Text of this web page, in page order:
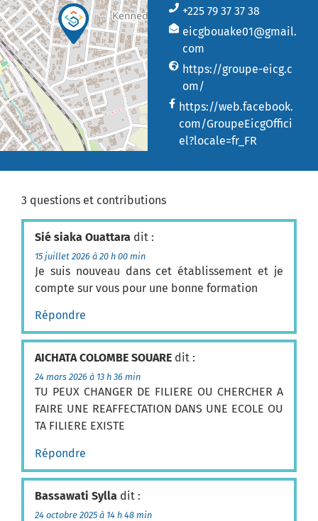
+225 79 37 37 38
eicgbouake01@gmail.
com
https://groupe-eicg.c
om/
https://web.facebook.
com/GroupeEicgOffici
el?locale=fr_FR
3 questions et contributions
Sié siaka Ouattara dit :
15 juillet 2026 à 20 h 00 min
Je suis nouveau dans cet établissement et je
compte sur vous pour une bonne formation
Répondre
AICHATA COLOMBE SOUARE dit :
24 mars 2026 à 13 h 36 min
TU PEUX CHANGER DE FILIERE OU CHERCHER A
FAIRE UNE REAFFECTATION DANS UNE ECOLE OU
TA FILIERE EXISTE
Répondre
Bassawati Sylla dit :
24 octobre 2025 à 14 h 48 min